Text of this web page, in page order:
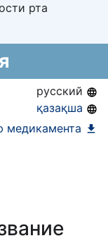
рта
-
русский
қазақша
медикамента